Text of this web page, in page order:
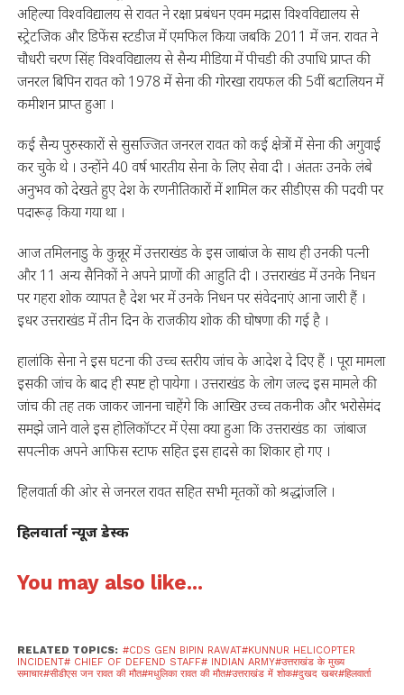
अहिल्या विश्वविद्यालय से रावत ने रक्षा प्रबंधन एवम मद्रास विश्वविद्यालय से
स्ट्रेटजिक और डिफेंस स्टडीज में एमफिल किया जबकि 2011 में जन. रावत ने
चौधरी चरण सिंह विश्वविद्यालय से सैन्य मीडिया में पीचडी की उपाधि प्राप्त की
जनरल बिपिन रावत को 1978 में सेना की गोरखा रायफल की 5वीं बटालियन में
कमीशन प्राप्त हुआ ।
कई सैन्य पुरुस्कारों से सुसज्जित जनरल रावत को कई क्षेत्रों में सेना की अगुवाई
कर चुके थे । उन्होंने 40 वर्ष भारतीय सेना के लिए सेवा दी । अंततः उनके लंबे
अनुभव को देखते हुए देश के रणनीतिकारों में शामिल कर सीडीएस की पदवी पर
पदारूढ़ किया गया था ।
आज तमिलनाडु के कुन्नूर में उत्तराखंड के इस जाबांज के साथ ही उनकी पत्नी
और 11 अन्य सैनिकों ने अपने प्राणों की आहुति दी । उत्तराखंड में उनके निधन
पर गहरा शोक व्यापत है देश भर में उनके निधन पर संवेदनाएं आना जारी हैं ।
इधर उत्तराखंड में तीन दिन के राजकीय शोक की घोषणा की गई है ।
हालांकि सेना ने इस घटना की उच्च स्तरीय जांच के आदेश दे दिए हैं । पूरा मामला
इसकी जांच के बाद ही स्पष्ट हो पायेगा । उत्तराखंड के लोग जल्द इस मामले की
जांच की तह तक जाकर जानना चाहेंगे कि आखिर उच्च तकनीक और भरोसेमंद
समझे जाने वाले इस होलिकॉप्टर में ऐसा क्या हुआ कि उत्तराखंड का जांबाज
सपत्नीक अपने आफिस स्टाफ सहित इस हादसे का शिकार हो गए ।
हिलवार्ता की ओर से जनरल रावत सहित सभी मृतकों को श्रद्धांजलि ।
हिलवार्ता न्यूज डेस्क
You may also like...
RELATED TOPICS: #CDS GEN BIPIN RAWAT#KUNNUR HELICOPTER
INCIDENT# CHIEF OF DEFEND STAFF# INDIAN ARMY#उत्तराखंड के मुख्य
समाचार#सीडीएस जन रावत की मौत#मधुलिका रावत की मौत#उत्तराखंड में शोक#दुखद खबर#हिलवार्ता